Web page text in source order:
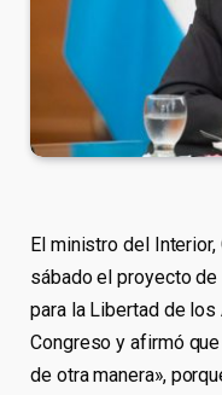
El ministro del
sábado el proyecto
para la Libertad de
Congreso y afirmó
de otra manera»,